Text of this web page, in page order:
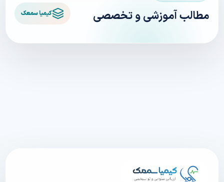
مطالب آموزشی و تخصصی کیمیا سمعک